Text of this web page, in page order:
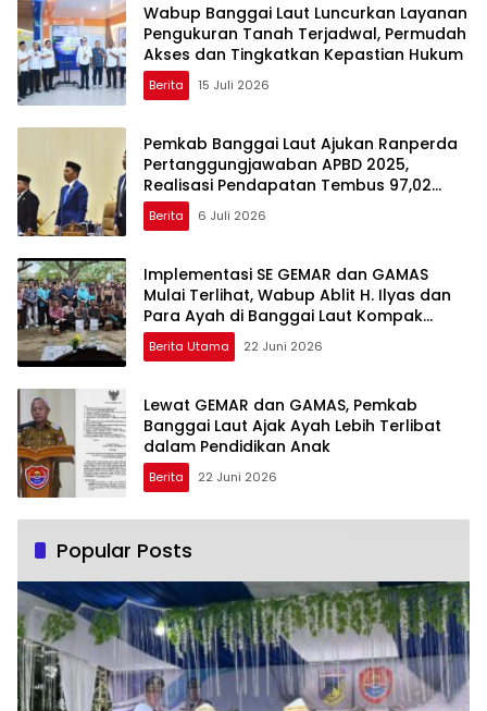
Wabup Banggai Laut Luncurkan Layanan
Pengukuran Tanah Terjadwal, Permudah
Akses dan Tingkatkan Kepastian Hukum
Berita 15 Juli 2026
Pemkab Banggai Laut Ajukan Ranperda
Pertanggungjawaban APBD 2025,
Realisasi Pendapatan Tembus 97,02
Persen
Berita 6 Juli 2026
Implementasi SE GEMAR dan GAMAS
Mulai Terlihat, Wabup Ablit H. Ilyas dan
Para Ayah di Banggai Laut Kompak
Ambil Rapor Anak
Berita Utama 22 Juni 2026
Lewat GEMAR dan GAMAS, Pemkab
Banggai Laut Ajak Ayah Lebih Terlibat
dalam Pendidikan Anak
Berita 22 Juni 2026
Popular Posts